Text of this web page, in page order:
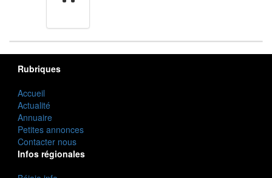
Rubriques
Accueil
Actualité
Annuaire
Petites annonces
Contacter nous
Infos régionales